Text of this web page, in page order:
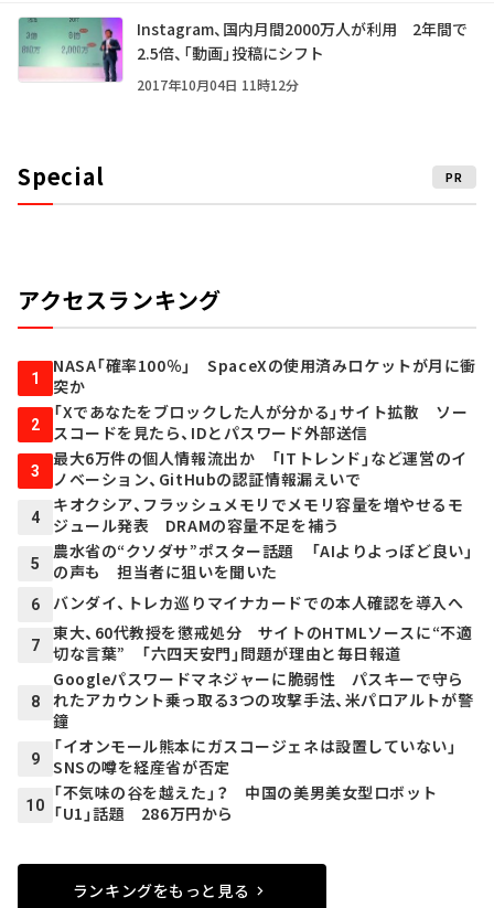
Instagram、国内月間2000万人が利用 2年間で
2.5倍、「動画」投稿にシフト
2017年10月04日 11時12分
Special PR
アクセスランキング
1
NASA「確率100％」 SpaceXの使用済みロケットが月に衝
突か
2
「Xであなたをブロックした人が分かる」サイト拡散 ソー
スコードを見たら、IDとパスワード外部送信
3
最大6万件の個人情報流出か 「ITトレンド」など運営のイ
ノベーション、GitHubの認証情報漏えいで
4
キオクシア、フラッシュメモリでメモリ容量を増やせるモ
ジュール発表 DRAMの容量不足を補う
5
農水省の“クソダサ”ポスター話題 「AIよりよっぽど良い」
の声も 担当者に狙いを聞いた
6 バンダイ、トレカ巡りマイナカードでの本人確認を導入へ
7
東大、60代教授を懲戒処分 サイトのHTMLソースに“不適
切な言葉” 「六四天安門」問題が理由と毎日報道
8
Googleパスワードマネジャーに脆弱性 パスキーで守ら
れたアカウント乗っ取る3つの攻撃手法、米パロアルトが警
鐘
9
「イオンモール熊本にガスコージェネは設置していない」
SNSの噂を経産省が否定
10
「不気味の谷を越えた」？ 中国の美男美女型ロボット
「U1」話題 286万円から
ランキングをもっと見る